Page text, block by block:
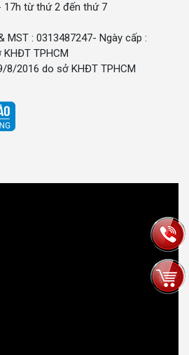
17h từ thứ 2 đến thứ 7
MST : 0313487247- Ngày cấp :
KHĐT TPHCM
8/2016 do sở KHĐT TPHCM